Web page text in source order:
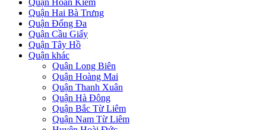
Quận Hai Bà Trưng
Quận Đống Đa
Quận Cầu Giấy
Quận Tây Hồ
Quận khác
Quận Long Biên
Quận Hoàng Mai
Quận Thanh Xuân
Quận Hà Đông
Quận Bắc Từ Liêm
Quận Nam Từ Liêm